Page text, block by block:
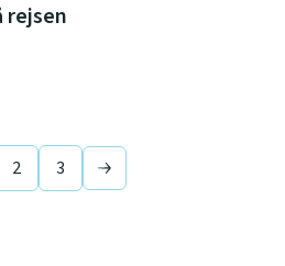
rejsen
2 3 Next page